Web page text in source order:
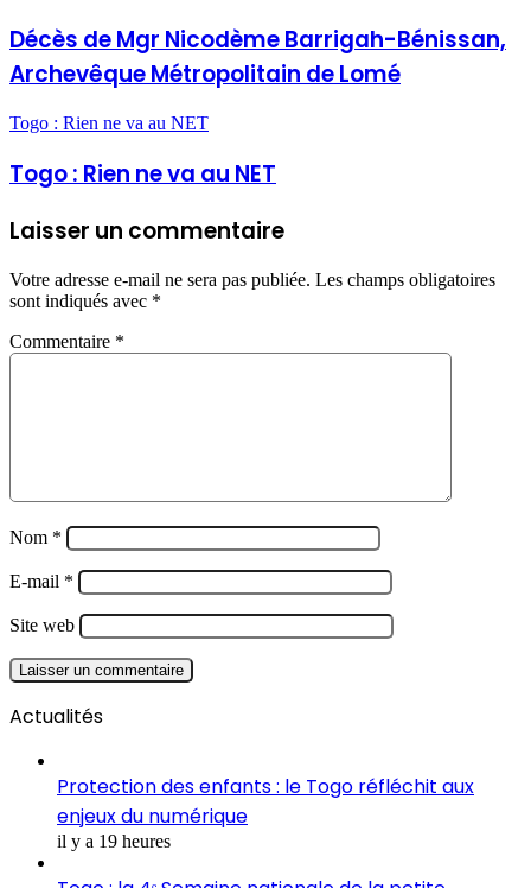
Décès de Mgr Nicodème Barrigah-Bénissan,
Archevêque Métropolitain de Lomé
Togo : Rien ne va au NET
Togo : Rien ne va au NET
Laisser un commentaire
Votre adresse e-mail ne sera pas publiée. Les champs obligatoires
sont indiqués avec *
Commentaire *
Nom *
E-mail *
Site web
Actualités
Protection des enfants : le Togo réfléchit aux
enjeux du numérique
il y a 19 heures